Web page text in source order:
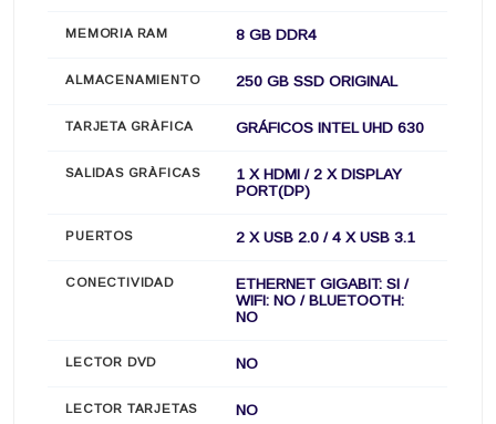
MEMORIA RAM 8 GB DDR4
ALMACENAMIENTO 250 GB SSD ORIGINAL
TARJETA GRÀFICA GRÁFICOS INTEL UHD 630
SALIDAS GRÀFICAS
1 X HDMI / 2 X DISPLAY
PORT(DP)
PUERTOS 2 X USB 2.0 / 4 X USB 3.1
CONECTIVIDAD
ETHERNET GIGABIT: SI /
WIFI: NO / BLUETOOTH:
NO
LECTOR DVD NO
LECTOR TARJETAS NO